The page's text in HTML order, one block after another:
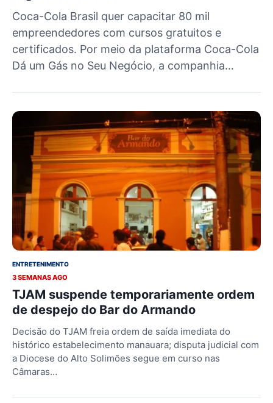
Coca-Cola Brasil quer capacitar 80 mil
empreendedores com cursos gratuitos e
certificados. Por meio da plataforma Coca-Cola
Dá um Gás no Seu Negócio, a companhia…
ENTRETENIMENTO
3 SEMANAS AGO
TJAM suspende temporariamente ordem
de despejo do Bar do Armando
Decisão do TJAM freia ordem de saída imediata do
histórico estabelecimento manauara; disputa judicial com
a Diocese do Alto Solimões segue em curso nas
Câmaras…